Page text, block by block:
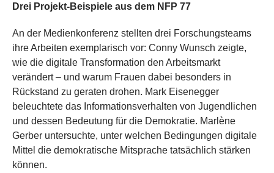
Drei Projekt-Beispiele aus dem NFP 77
An der Medienkonferenz stellten drei Forschungsteams
ihre Arbeiten exemplarisch vor: Conny Wunsch zeigte,
wie die digitale Transformation den Arbeitsmarkt
verändert – und warum Frauen dabei besonders in
Rückstand zu geraten drohen. Mark Eisenegger
beleuchtete das Informationsverhalten von Jugendlichen
und dessen Bedeutung für die Demokratie. Marlène
Gerber untersuchte, unter welchen Bedingungen digitale
Mittel die demokratische Mitsprache tatsächlich stärken
können.